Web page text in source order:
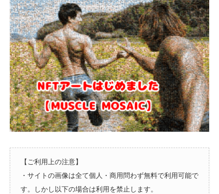
【ご利用上の注意】
・サイトの画像は全て個人・商用問わず無料で利用可能で
す。しかし以下の場合は利用を禁止します。